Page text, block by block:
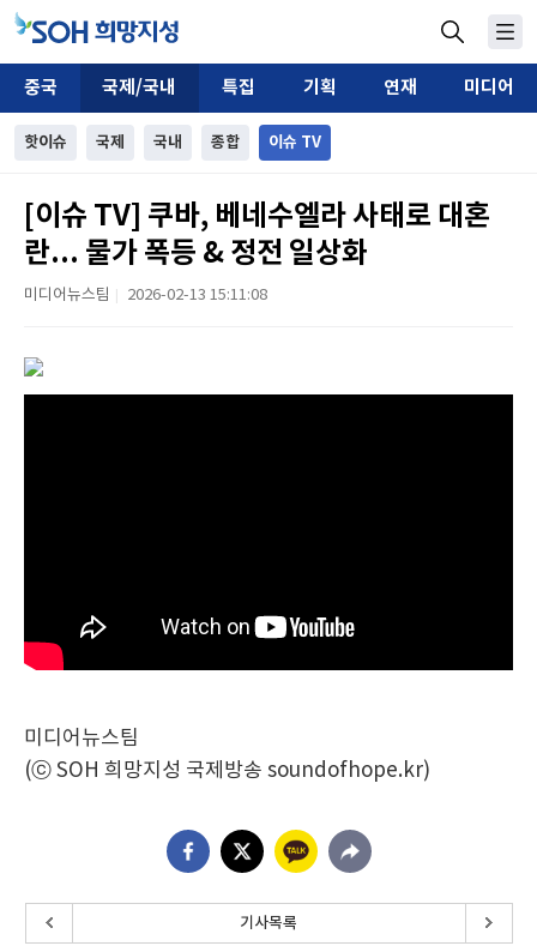
중국 국제/국내 특집 기획 연재 미디어
핫이슈 국제 국내 종합 이슈 TV
[이슈 TV] 쿠바, 베네수엘라 사태로 대혼
란... 물가 폭등 & 정전 일상화
미디어뉴스팀 2026-02-13 15:11:08
미디어뉴스팀
(ⓒ SOH 희망지성 국제방송 soundofhope.kr)
기사목록